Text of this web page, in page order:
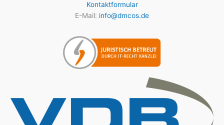
Kontaktformular
E-Mail: info@dmcos.de